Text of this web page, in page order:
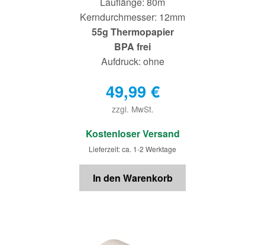
Kerndurchmesser: 12mm
55g Thermopapier
BPA frei
Aufdruck: ohne
49,99 €
zzgl. MwSt.
€
Kostenloser Versand
Lieferzeit: ca. 1-2 Werktage
In den Warenkorb